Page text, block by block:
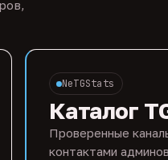
NeTGStats
Каталог
Проверенные
контактами